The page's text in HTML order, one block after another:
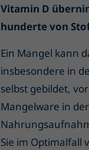
Vitamin D
hunderte von
Ein Mangel kann
insbesondere in
selbst gebildet,
Mangelware in
Sie im Optimalfall